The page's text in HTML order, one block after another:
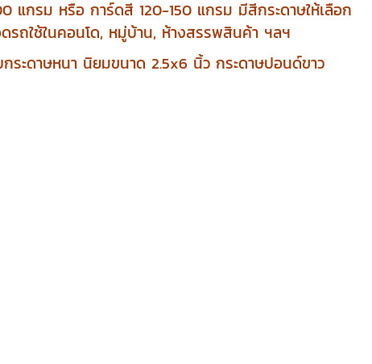
แกรม หรือ การ์ดสี 120-150 แกรม มีสีกระดาษให้เลือก
รถใช้ในคอนโด, หมู่บ้าน, ห้างสรรพสินค้า ฯลฯ
กระดาษหนา นิยมขนาด 2.5x6 นิ้ว กระดาษปอนด์ขาว